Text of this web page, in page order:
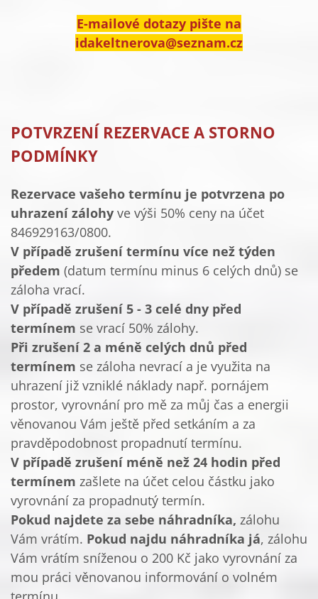
E-mailové dotazy pište na
idakeltnerova@seznam.cz
POTVRZENÍ REZERVACE A STORNO
PODMÍNKY
Rezervace vašeho termínu je potvrzena po
uhrazení zálohy ve výši 50% ceny na účet
846929163/0800.
V případě zrušení termínu více než týden
předem (datum termínu minus 6 celých dnů) se
záloha vrací.
V případě zrušení 5 - 3 celé dny před
termínem se vrací 50% zálohy.
Při zrušení 2 a méně celých dnů před
termínem se záloha nevrací a je využita na
uhrazení již vzniklé náklady např. pornájem
prostor, vyrovnání pro mě za můj čas a energii
věnovanou Vám ještě před setkáním a za
pravděpodobnost propadnutí termínu.
V případě zrušení méně než 24 hodin před
termínem zašlete na účet celou částku jako
vyrovnání za propadnutý termín.
Pokud najdete za sebe náhradníka, zálohu
Vám vrátím. Pokud najdu náhradníka já, zálohu
Vám vrátím sníženou o 200 Kč jako vyrovnání za
mou práci věnovanou informování o volném